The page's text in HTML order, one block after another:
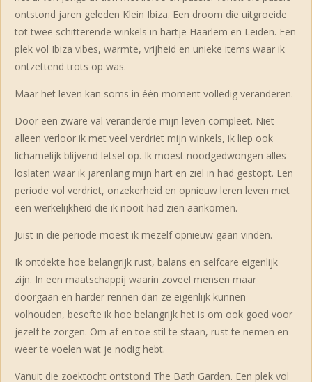
ontstond jaren geleden Klein Ibiza. Een droom die uitgroeide
tot twee schitterende winkels in hartje Haarlem en Leiden. Een
plek vol Ibiza vibes, warmte, vrijheid en unieke items waar ik
ontzettend trots op was.
Maar het leven kan soms in één moment volledig veranderen.
Door een zware val veranderde mijn leven compleet. Niet
alleen verloor ik met veel verdriet mijn winkels, ik liep ook
lichamelijk blijvend letsel op. Ik moest noodgedwongen alles
loslaten waar ik jarenlang mijn hart en ziel in had gestopt. Een
periode vol verdriet, onzekerheid en opnieuw leren leven met
een werkelijkheid die ik nooit had zien aankomen.
Juist in die periode moest ik mezelf opnieuw gaan vinden.
Ik ontdekte hoe belangrijk rust, balans en selfcare eigenlijk
zijn. In een maatschappij waarin zoveel mensen maar
doorgaan en harder rennen dan ze eigenlijk kunnen
volhouden, besefte ik hoe belangrijk het is om ook goed voor
jezelf te zorgen. Om af en toe stil te staan, rust te nemen en
weer te voelen wat je nodig hebt.
Vanuit die zoektocht ontstond The Bath Garden. Een plek vol